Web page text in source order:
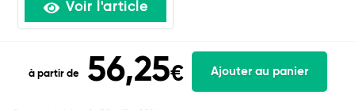
Voir l'article
à partir de 56,25€ Ajouter au panier